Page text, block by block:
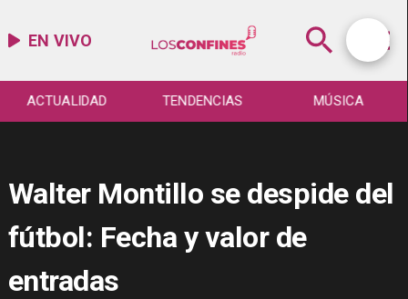
EN VIVO
ACTUALIDAD TENDENCIAS MÚSICA
Walter Montillo se despide del
fútbol: Fecha y valor de
entradas